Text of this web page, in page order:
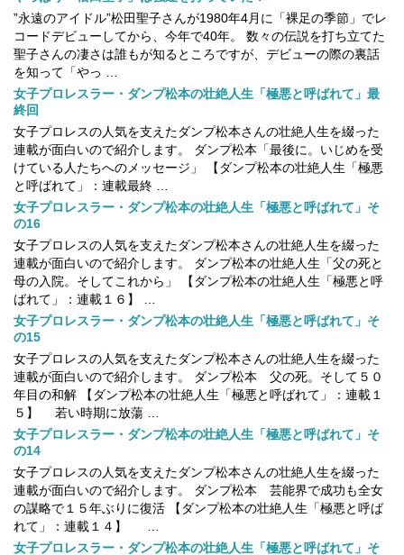
”永遠のアイドル”松田聖子さんが1980年4月に「裸足の季節」でレ
コードデビューしてから、今年で40年。 数々の伝説を打ち立てた
聖子さんの凄さは誰もが知るところですが、デビューの際の裏話
を知って「やっ …
女子プロレスラー・ダンプ松本の壮絶人生「極悪と呼ばれて」最
終回
女子プロレスの人気を支えたダンプ松本さんの壮絶人生を綴った
連載が面白いので紹介します。 ダンプ松本「最後に。いじめを受
けている人たちへのメッセージ」 【ダンプ松本の壮絶人生「極悪
と呼ばれて」：連載最終 …
女子プロレスラー・ダンプ松本の壮絶人生「極悪と呼ばれて」そ
の16
女子プロレスの人気を支えたダンプ松本さんの壮絶人生を綴った
連載が面白いので紹介します。 ダンプ松本の壮絶人生「父の死と
母の入院。そしてこれから」 【ダンプ松本の壮絶人生「極悪と呼
ばれて」：連載１６】 …
女子プロレスラー・ダンプ松本の壮絶人生「極悪と呼ばれて」そ
の15
女子プロレスの人気を支えたダンプ松本さんの壮絶人生を綴った
連載が面白いので紹介します。 ダンプ松本 父の死。そして５０
年目の和解 【ダンプ松本の壮絶人生「極悪と呼ばれて」：連載１
５】 若い時期に放蕩 …
女子プロレスラー・ダンプ松本の壮絶人生「極悪と呼ばれて」そ
の14
女子プロレスの人気を支えたダンプ松本さんの壮絶人生を綴った
連載が面白いので紹介します。 ダンプ松本 芸能界で成功も全女
の謀略で１５年ぶりに復活 【ダンプ松本の壮絶人生「極悪と呼ば
れて」：連載１４】 …
女子プロレスラー・ダンプ松本の壮絶人生「極悪と呼ばれて」そ